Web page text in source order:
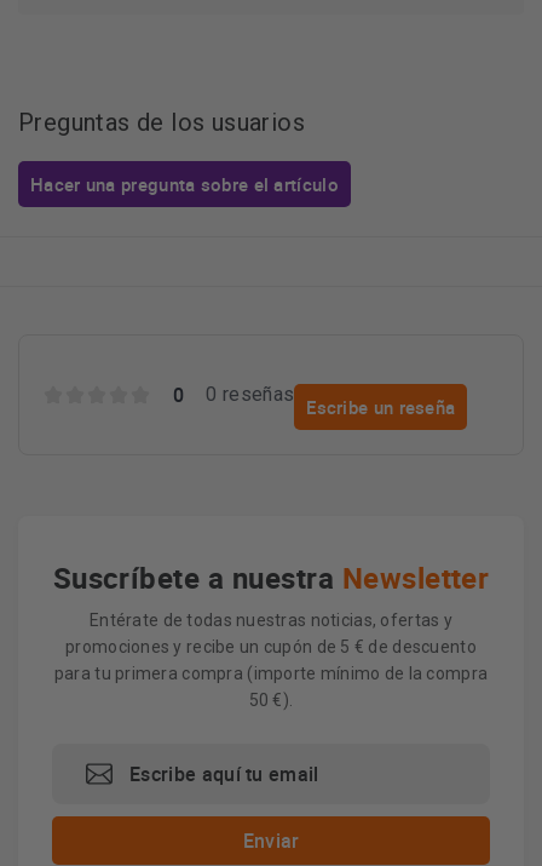
Preguntas de los usuarios
Hacer una pregunta sobre el artículo
0 0 reseñas
Escribe un reseña
Suscríbete a nuestra Newsletter
Entérate de todas nuestras noticias, ofertas y
promociones y recibe un cupón de 5 € de descuento
para tu primera compra (importe mínimo de la compra
50 €).